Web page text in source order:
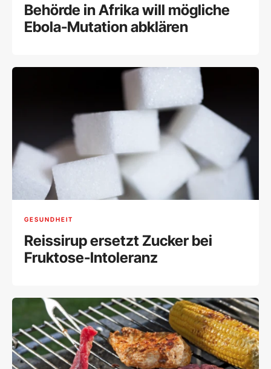
Behörde in Afrika will mögliche
Ebola-Mutation abklären
GESUNDHEIT
Reissirup ersetzt Zucker bei
Fruktose-Intoleranz